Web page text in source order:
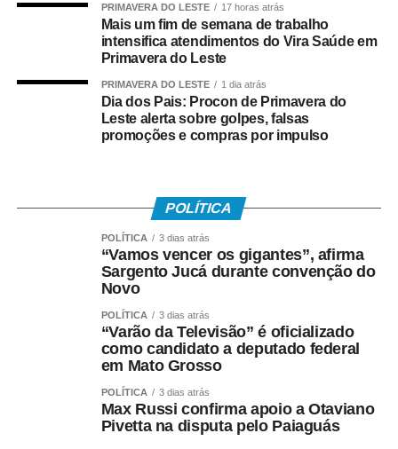
Tem direito ao benefício o trabalhador que:
• Está inscrito no Pis/Pasep há pelo menos cinco anos;
• Trabalhou com carteira assinada por no mínimo 30 dias
• Teve os dados corretamente informados pelo
empregador no e-Social.
Instituído pela Lei nº 7.998/90, o abono salarial pode
período trabalhado. Os recursos vêm do Fundo de
Amparo ao Trabalhador (FAT), com a habilitação feita
pelo Ministério do Trabalho e Emprego.
Como o pagamento é feito
PRIMAVERA DO LESTE 17 horas atrás
Mais um fim de semana de trabalho
intensifica atendimentos do Vira Saúde em
Primavera do Leste
PRIMAVERA DO LESTE 1 dia atrás
Dia dos Pais: Procon de Primavera do
Leste alerta sobre golpes, falsas
promoções e compras por impulso
POLÍTICA
POLÍTICA 3 dias atrás
“Vamos vencer os gigantes”, afirma
Sargento Jucá durante convenção do
Novo
POLÍTICA 3 dias atrás
“Varão da Televisão” é oficializado
como candidato a deputado federal
em Mato Grosso
POLÍTICA 3 dias atrás
Max Russi confirma apoio a Otaviano
Pivetta na disputa pelo Paiaguás